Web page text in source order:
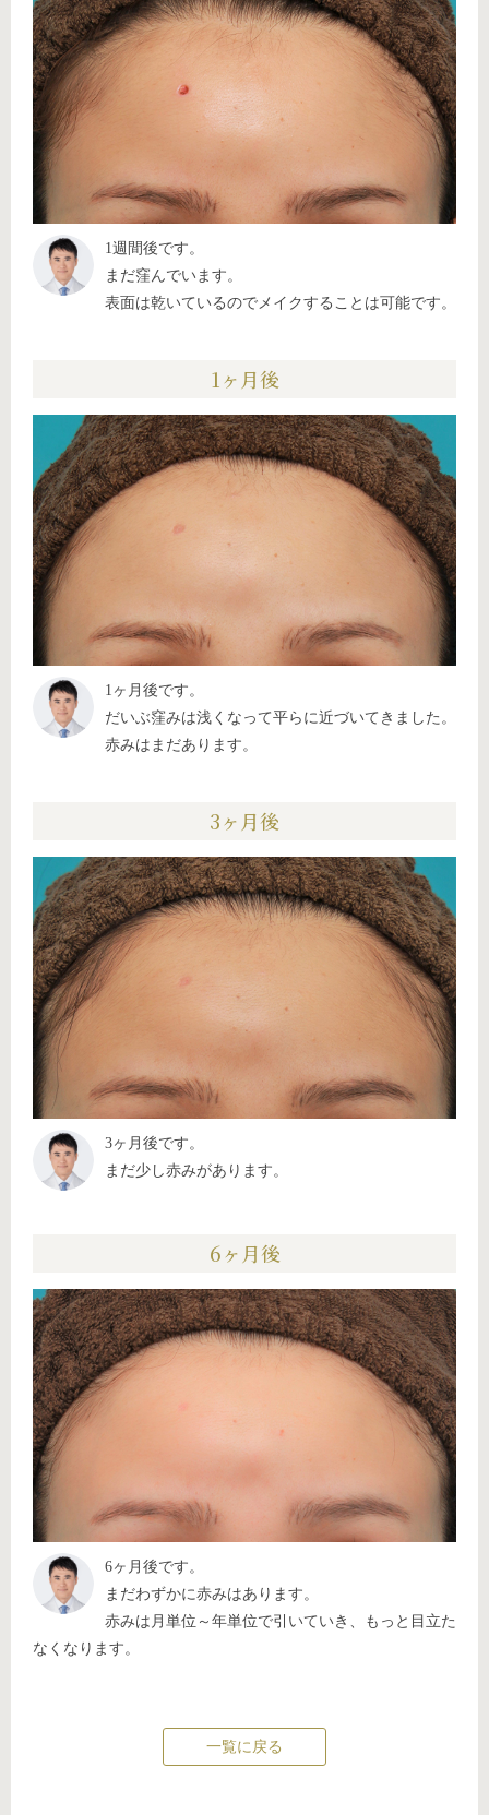
1週間後です。
まだ窪んでいます。
表面は乾いているのでメイクすることは可能です。
1ヶ月後
1ヶ月後です。
だいぶ窪みは浅くなって平らに近づいてきました。
赤みはまだあります。
3ヶ月後
3ヶ月後です。
まだ少し赤みがあります。
6ヶ月後
6ヶ月後です。
まだわずかに赤みはあります。
赤みは月単位～年単位で引いていき、もっと目立た
なくなります。
一覧に戻る